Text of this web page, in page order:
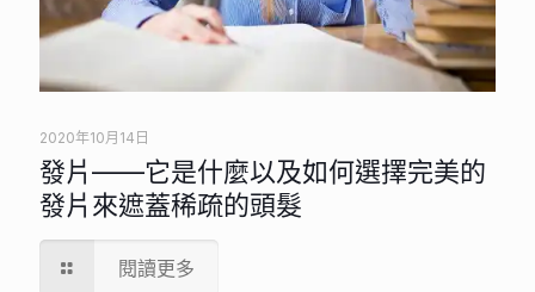
2020年10月14日
發片——它是什麼以及如何選擇完美的
發片來遮蓋稀疏的頭髮
閱讀更多